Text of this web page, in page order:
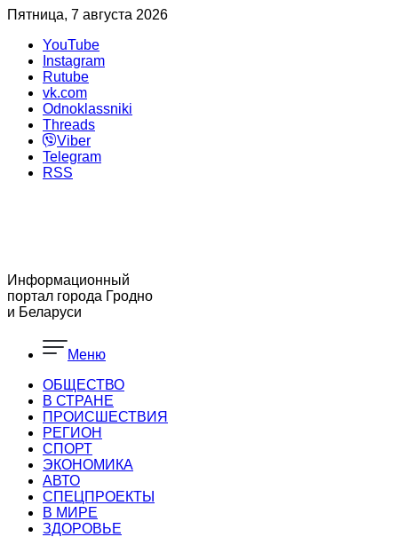
Пятница, 7 августа 2026
YouTube
Instagram
Rutube
vk.com
Odnoklassniki
Threads
Viber
Telegram
RSS
Информационный
портал города Гродно
и Беларуси
Меню
ОБЩЕСТВО
В СТРАНЕ
ПРОИСШЕСТВИЯ
РЕГИОН
CПОРТ
ЭКОНОМИКА
АВТО
СПЕЦПРОЕКТЫ
В МИРЕ
ЗДОРОВЬЕ